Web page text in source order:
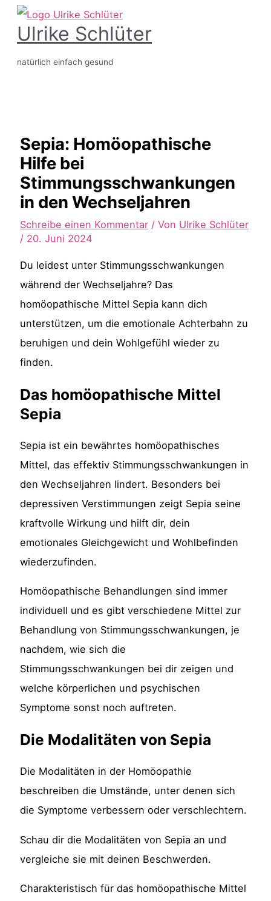
Zum
InhaltUlrike Schlüter
natürlich einfach gesund
Sepia: Homöopathische
Hilfe bei
Stimmungsschwankungen
in den Wechseljahren
Schreibe einen Kommentar / Von Ulrike Schlüter
/ 20. Juni 2024
Du leidest unter Stimmungsschwankungen
während der Wechseljahre? Das
homöopathische Mittel Sepia kann dich
unterstützen, um die emotionale Achterbahn zu
beruhigen und dein Wohlgefühl wieder zu
finden.
Das homöopathische Mittel
Sepia
Sepia ist ein bewährtes homöopathisches
Mittel, das effektiv Stimmungsschwankungen in
den Wechseljahren lindert. Besonders bei
depressiven Verstimmungen zeigt Sepia seine
kraftvolle Wirkung und hilft dir, dein
emotionales Gleichgewicht und Wohlbefinden
wiederzufinden.
Homöopathische Behandlungen sind immer
individuell und es gibt verschiedene Mittel zur
Behandlung von Stimmungsschwankungen, je
nachdem, wie sich die
Stimmungsschwankungen bei dir zeigen und
welche körperlichen und psychischen
Symptome sonst noch auftreten.
Die Modalitäten von Sepia
Die Modalitäten in der Homöopathie
beschreiben die Umstände, unter denen sich
die Symptome verbessern oder verschlechtern.
Schau dir die Modalitäten von Sepia an und
vergleiche sie mit deinen Beschwerden.
Charakteristisch für das homöopathische Mittel